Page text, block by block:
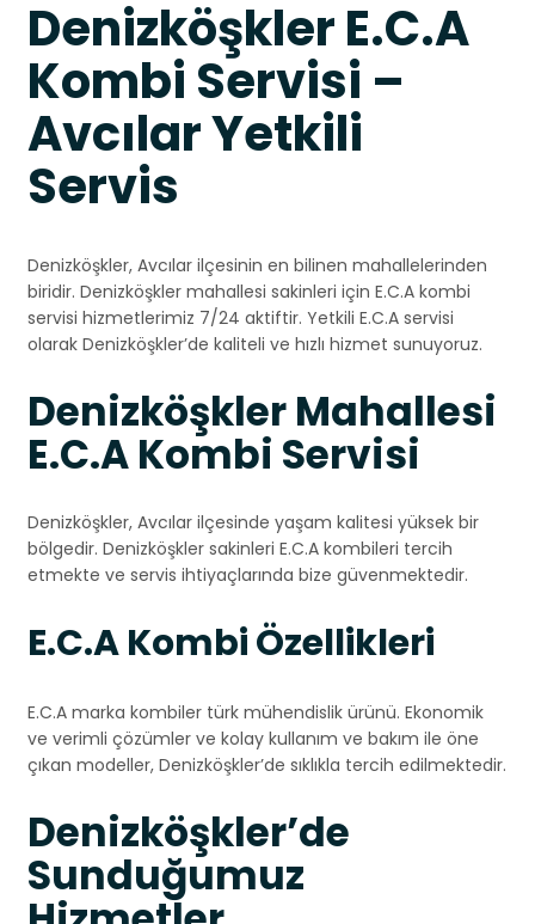
Denizköşkler E.C.A
Kombi Servisi –
Avcılar Yetkili
Servis
Denizköşkler, Avcılar ilçesinin en bilinen mahallelerinden
biridir. Denizköşkler mahallesi sakinleri için E.C.A kombi
servisi hizmetlerimiz 7/24 aktiftir. Yetkili E.C.A servisi
olarak Denizköşkler’de kaliteli ve hızlı hizmet sunuyoruz.
Denizköşkler Mahallesi
E.C.A Kombi Servisi
Denizköşkler, Avcılar ilçesinde yaşam kalitesi yüksek bir
bölgedir. Denizköşkler sakinleri E.C.A kombileri tercih
etmekte ve servis ihtiyaçlarında bize güvenmektedir.
E.C.A Kombi Özellikleri
E.C.A marka kombiler türk mühendislik ürünü. Ekonomik
ve verimli çözümler ve kolay kullanım ve bakım ile öne
çıkan modeller, Denizköşkler’de sıklıkla tercih edilmektedir.
Denizköşkler’de
Sunduğumuz